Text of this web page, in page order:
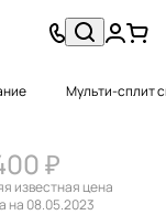
Мульти-сплит
₽
известная цена
на 08.05.2023